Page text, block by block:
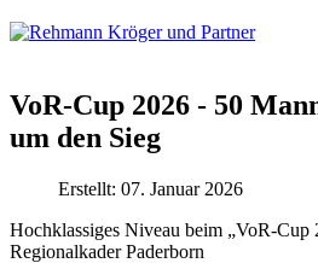
VoR-Cup 2026 - 50
um den Sieg
Erstellt: 07. Januar 2026
Hochklassiges Niveau beim „VoR-Cup
Regionalkader Paderborn